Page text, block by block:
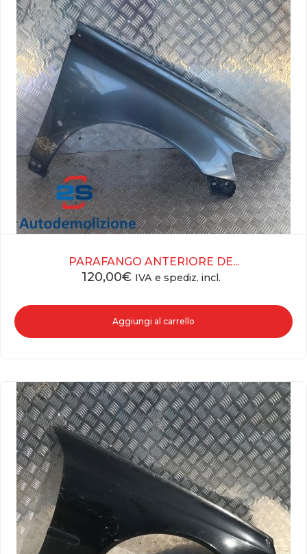
PARAFANGO ANTERIORE DE...
120,00€ IVA e spediz. incl.
Aggiungi al carrello